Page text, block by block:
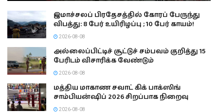
இமாச்சலப் பிரதேசத்தில் கோரப் பேருந்து
விபத்து: 8 பேர் உயிரிழப்பு ; 10 பேர் காயம்!
2026-08-08
அல்லைப்பிட்டிச் சூட்டுச் சம்பவம் குறித்து 15
பேரிடம் விசாரிக்க வேண்டும்
2026-08-08
மத்திய மாகாண சவாட் கிக் பாக்ஸிங்
சாம்பியன்ஷிப் 2026 சிறப்பாக நிறைவு
2026-08-08